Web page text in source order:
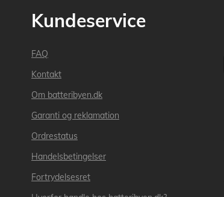
Kundeservice
FAQ
Kontakt
Om batteribyen.dk
Garanti og reklamation
Ordrestatus
Handelsbetingelser
Fortrydelsesret